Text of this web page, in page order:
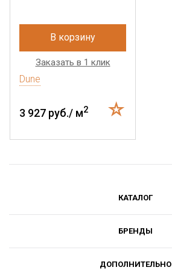
В корзину
Заказать в 1 клик
Dune
3 927 руб./ м2
КАТАЛОГ
БРЕНДЫ
ДОПОЛНИТЕЛЬНО